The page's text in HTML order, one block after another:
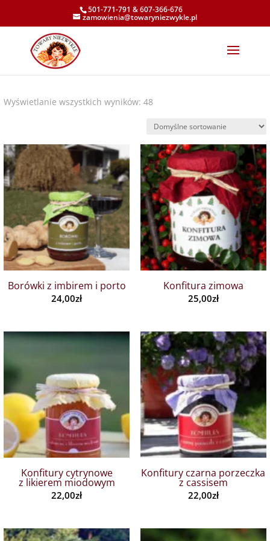
501-771-791 &607-366-676
zamowienia@towaryniezwykle.pl
Wyświetlanie wszystkich wyników: 48
Borówki z imbirem i porto
24,00zł
Konfitura zimowa
25,00zł
Konfitury cytrynowe
z likierem miodowym
22,00zł
Konfitury czarna porzeczka
z cassisem
22,00zł